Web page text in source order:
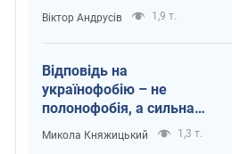
Віктор Андрусів 1,9 т.
Відповідь на
українофобію – не
полонофобія, а сильна
українська держава
Микола Княжицький 1,3 т.